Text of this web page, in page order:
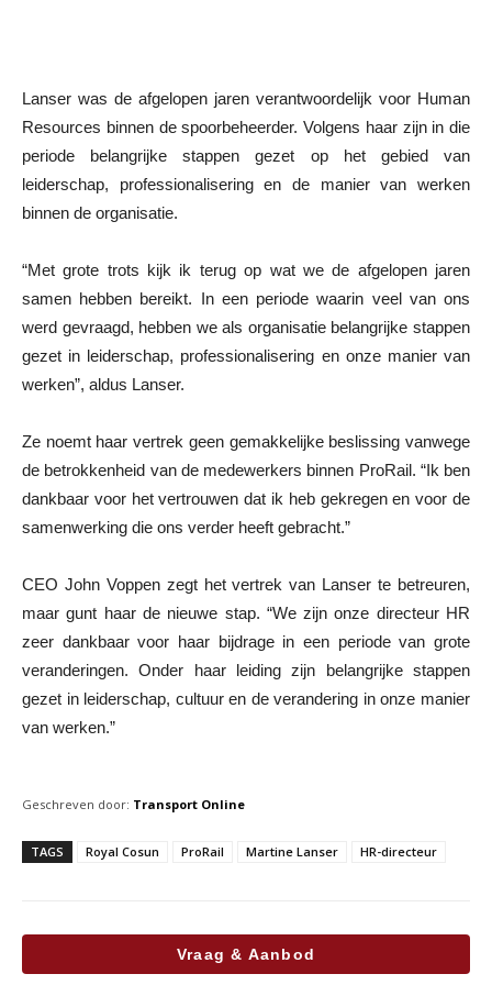
Lanser was de afgelopen jaren verantwoordelijk voor Human
Resources binnen de spoorbeheerder. Volgens haar zijn in die
periode belangrijke stappen gezet op het gebied van
leiderschap, professionalisering en de manier van werken
binnen de organisatie.
“Met grote trots kijk ik terug op wat we de afgelopen jaren
samen hebben bereikt. In een periode waarin veel van ons
werd gevraagd, hebben we als organisatie belangrijke stappen
gezet in leiderschap, professionalisering en onze manier van
werken”, aldus Lanser.
Ze noemt haar vertrek geen gemakkelijke beslissing vanwege
de betrokkenheid van de medewerkers binnen ProRail. “Ik ben
dankbaar voor het vertrouwen dat ik heb gekregen en voor de
samenwerking die ons verder heeft gebracht.”
CEO John Voppen zegt het vertrek van Lanser te betreuren,
maar gunt haar de nieuwe stap. “We zijn onze directeur HR
zeer dankbaar voor haar bijdrage in een periode van grote
veranderingen. Onder haar leiding zijn belangrijke stappen
gezet in leiderschap, cultuur en de verandering in onze manier
van werken.”
Geschreven door: Transport Online
TAGS Royal Cosun ProRail Martine Lanser HR-directeur
Vraag & Aanbod